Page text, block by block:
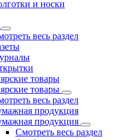
и носки
весь раздел
товары
товары
весь раздел
продукция
продукция
Смотреть весь раздел